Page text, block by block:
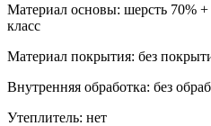
Материал основы: шерсть 70%
класс
Материал покрытия: без
Внутренняя обработка: без
Утеплитель: нет